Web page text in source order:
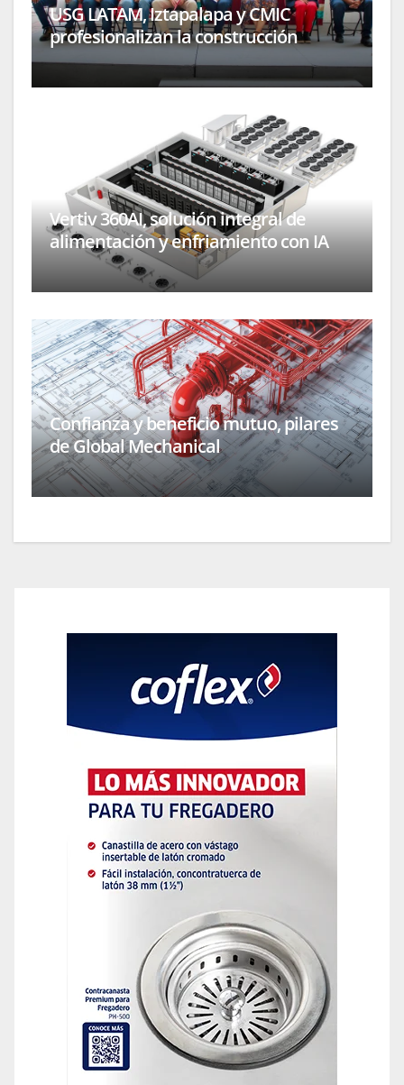
USG LATAM, Iztapalapa y CMIC
profesionalizan la construcción
Vertiv 360AI, solución integral de
alimentación y enfriamiento con IA
Confianza y beneficio mutuo, pilares
de Global Mechanical